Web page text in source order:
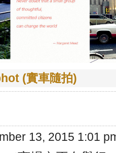
(實車隨拍)
13, 2015 1:01